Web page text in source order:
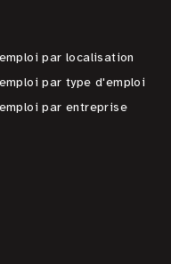
par localisation
par type d'emploi
par entreprise